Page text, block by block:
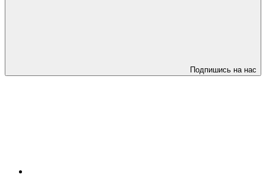
Подпишись на нас